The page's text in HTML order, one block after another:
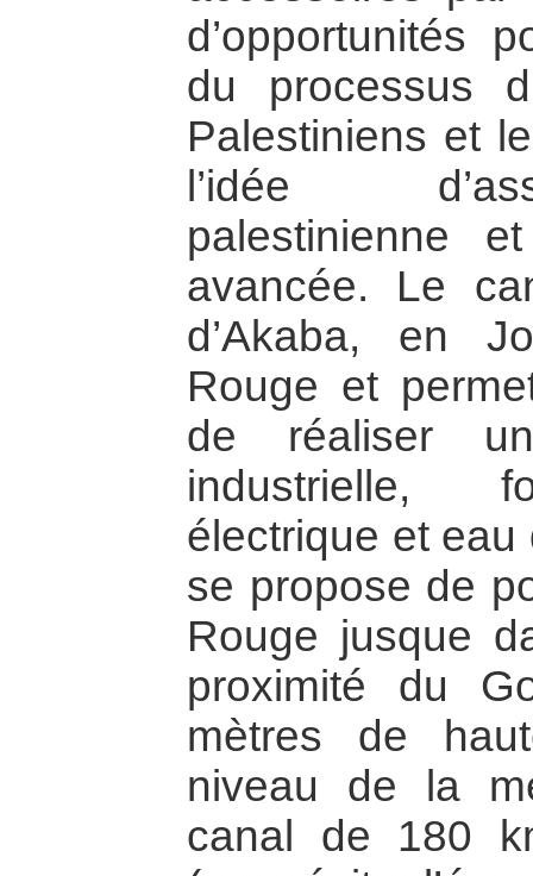
d’opportunités
du processus
Palestiniens et
l’idée
palestinienne
avancée. Le
d’Akaba, en
Rouge et
de réaliser
industrielle,
électrique et
se propose de
Rouge jusque
proximité du
mètres de
niveau de la
canal de 180